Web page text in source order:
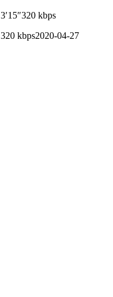
3′15″320 kbps
320 kbps2020-04-27